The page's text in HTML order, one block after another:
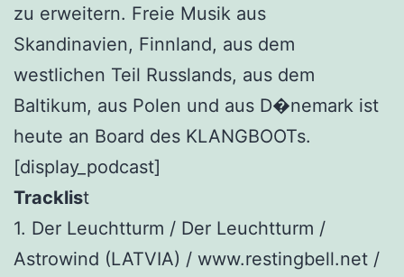
zu erweitern. Freie Musik aus
Skandinavien, Finnland, aus dem
westlichen Teil Russlands, aus dem
Baltikum, aus Polen und aus D�nemark ist
heute an Board des KLANGBOOTs.
[display_podcast]
Tracklist
1. Der Leuchtturm / Der Leuchtturm /
Astrowind (LATVIA) / www.restingbell.net /